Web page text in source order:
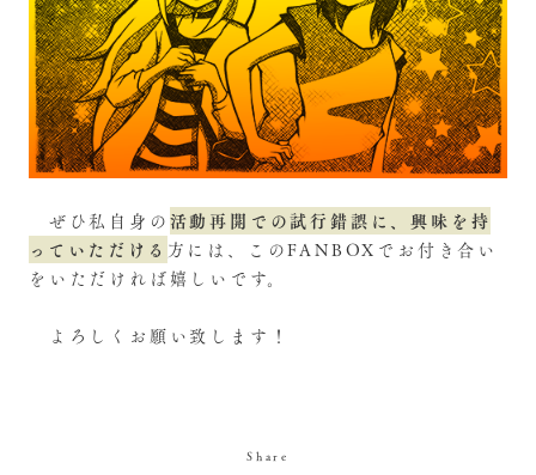
ぜひ私自身の活動再開での試行錯誤に、興味を持
っていただける 方には、このFANBOXでお付き合い
をいただければ嬉しいです。
よろしくお願い致します！
Share